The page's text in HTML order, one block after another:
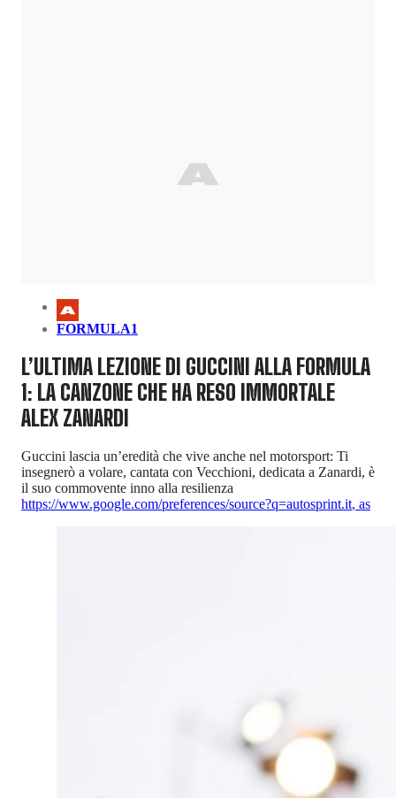
FORMULA1
L’ULTIMA LEZIONE DI GUCCINI ALLA FORMULA
1: LA CANZONE CHE HA RESO IMMORTALE
ALEX ZANARDI
Guccini lascia un’eredità che vive anche nel motorsport: Ti
insegnerò a volare, cantata con Vecchioni, dedicata a Zanardi, è
il suo commovente inno alla resilienza
https://www.google.com/preferences/source?q=autosprint.it, as